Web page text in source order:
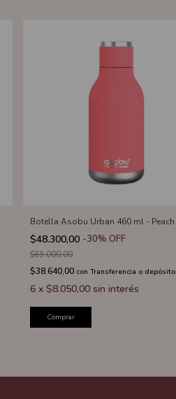
Botella Asobu Urban 460 ml - Peach
$48.300,00 -30%OFF
$69.000,00
$38.640,00 con Transferencia o depósito
6 x$8.050,00 sin interés
Comprar